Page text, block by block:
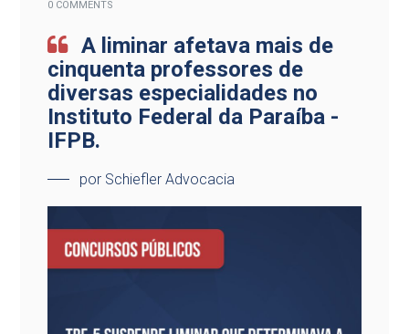
0 COMMENTS
A liminar afetava mais de
cinquenta professores de
diversas especialidades no
Instituto Federal da Paraíba -
IFPB.
por Schiefler Advocacia